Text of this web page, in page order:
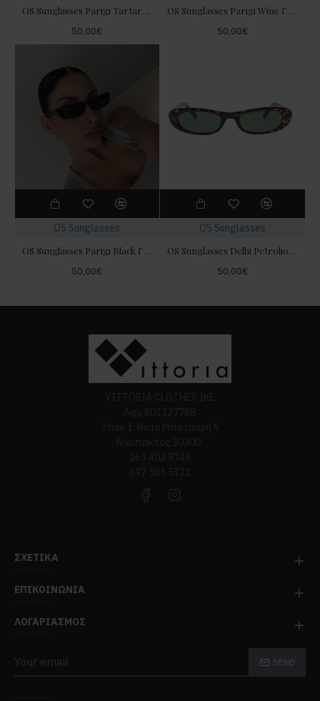
OS Sunglasses Parigi Tartarugato Γυαλιά Ηλίου
50,00€
OS Sunglasses Parigi Wine Γυαλιά Ηλίου
50,00€
OS Sunglasses
OS Sunglasses Parigi Black Γυαλιά Ηλίου
50,00€
OS Sunglasses
OS Sunglasses Delhi Petrolio Γυαλιά Ηλίου
50,00€
ΣΧΕΤΙΚΆ
ΕΠΙΚΟΙΝΩΝΊΑ
ΛΟΓΑΡΙΑΣΜΌΣ
SEND